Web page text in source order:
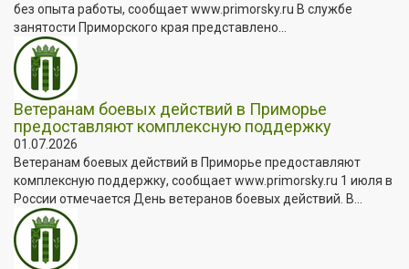
без опыта работы, сообщает www.primorsky.ru В службе
занятости Приморского края представлено...
Ветеранам боевых действий в Приморье
предоставляют комплексную поддержку
01.07.2026
Ветеранам боевых действий в Приморье предоставляют
комплексную поддержку, сообщает www.primorsky.ru 1 июля в
России отмечается День ветеранов боевых действий. В...